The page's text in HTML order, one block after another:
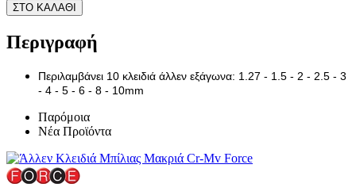
ΣΤΟ ΚΑΛΑΘΙ
Περιγραφή
Περιλαμβάνει 10 κλειδιά άλλεν εξάγωνα: 1.27 - 1.5 - 2 - 2.5 - 3
- 4 - 5 - 6 - 8 - 10mm
Παρόμοια
Νέα Προϊόντα